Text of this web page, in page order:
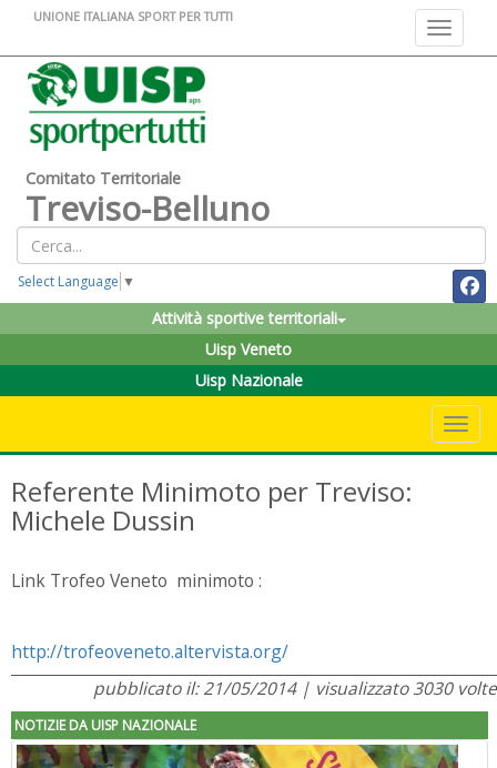
Toggle
UNIONE ITALIANA SPORT PER TUTTI
Comitato Territoriale
Treviso-Belluno
Select Language ▼
Attività sportive territoriali
Uisp Veneto
Uisp Nazionale
Referente Minimoto per Treviso:
Michele Dussin
Link Trofeo Veneto minimoto :
http://trofeoveneto.altervista.org/
pubblicato il: 21/05/2014 | visualizzato 3030 volte
NOTIZIE DA UISP NAZIONALE